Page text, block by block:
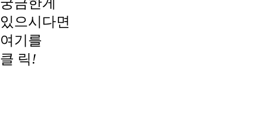
있으시다면
여기를
클 릭!